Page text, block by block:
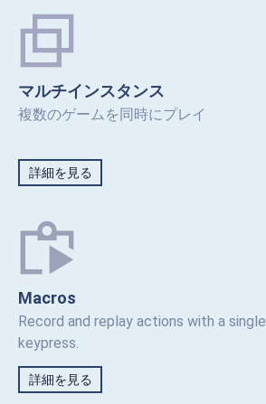
マルチインスタンス
複数のゲームを同時にプレイ
詳細を見る
Macros
Record and replay actions with a single
keypress.
詳細を見る